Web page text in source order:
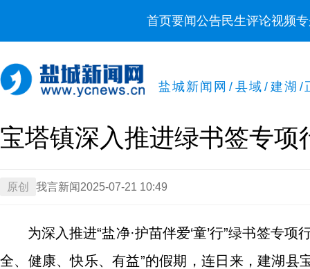
首页要闻公告民生评论视频
盐城新闻网 / 县域 / 建湖 /
宝塔镇深入推进绿书签专项
原创 我言新闻 2025-07-21 10:49
为深入推进“盐净·护苗伴爱‘童’行”绿书签专
全、健康、快乐、有益”的假期，连日来，建湖